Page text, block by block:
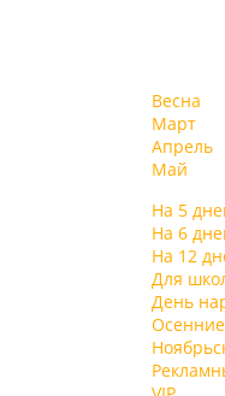
с минеральной водой,
и составу с водой
постройки 1976 г.,
Корпус «люкс» – 2-
стиле дворцовой
холлы, зимние сады,
галереи,
со всеми
отдыху и
и здоровья. Для
отдыха
организовано
корпусе по
корпусе –
Весна
Март
Апрель
Май
На 5
На 6
На 12
Для
День